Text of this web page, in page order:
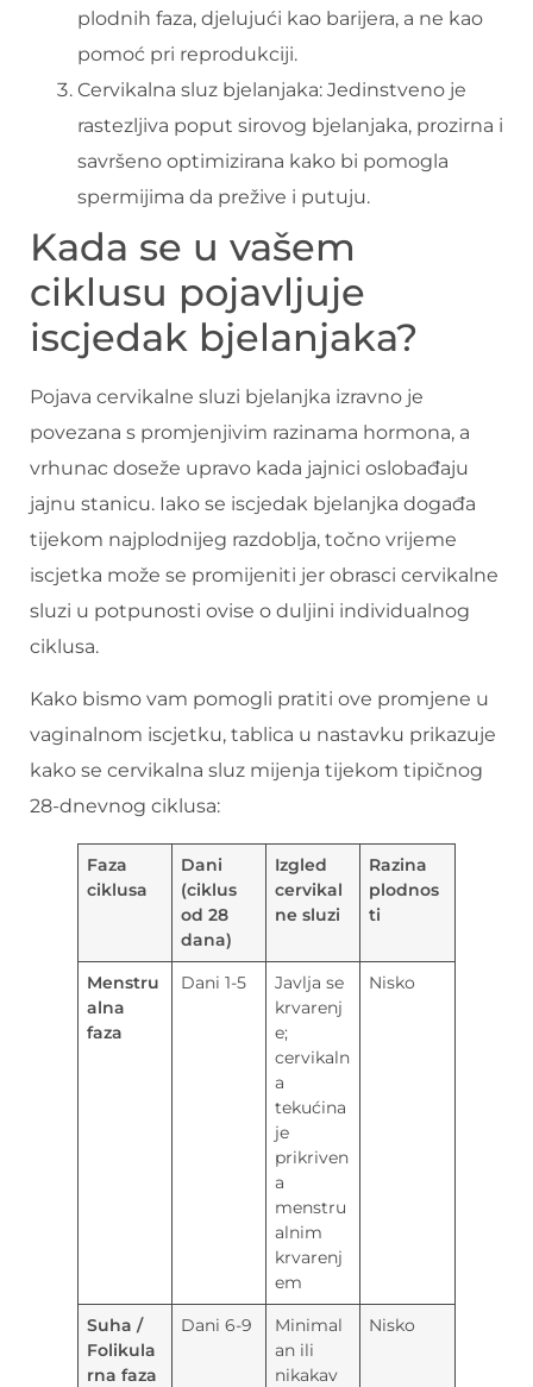
plodnih faza, djelujući kao barijera, a ne kao
pomoć pri reprodukciji.
Cervikalna sluz bjelanjaka: Jedinstveno je
rastezljiva poput sirovog bjelanjaka, prozirna i
savršeno optimizirana kako bi pomogla
spermijima da prežive i putuju.
Kada se u vašem
ciklusu pojavljuje
iscjedak bjelanjaka?
Pojava cervikalne sluzi bjelanjka izravno je
povezana s promjenjivim razinama hormona, a
vrhunac doseže upravo kada jajnici oslobađaju
jajnu stanicu. Iako se iscjedak bjelanjka događa
tijekom najplodnijeg razdoblja, točno vrijeme
iscjetka može se promijeniti jer obrasci cervikalne
sluzi u potpunosti ovise o duljini individualnog
ciklusa.
Kako bismo vam pomogli pratiti ove promjene u
vaginalnom iscjetku, tablica u nastavku prikazuje
kako se cervikalna sluz mijenja tijekom tipičnog
28-dnevnog ciklusa:
Faza
ciklusa
Dani
(ciklus
od 28
dana)
Izgled
cervikal
ne sluzi
Razina
plodnos
ti
Menstru
alna
faza
Dani 1-5
Javlja se
krvarenj
e;
cervikaln
a
tekućina
je
prikriven
a
menstru
alnim
krvarenj
em
Nisko
Suha /
Folikula
rna faza
Dani 6-9
Minimal
an ili
nikakav
Nisko